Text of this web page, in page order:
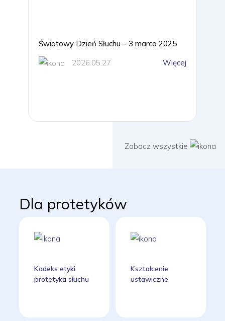
Światowy Dzień Słuchu – 3 marca 2025
2026.05.27
Więcej
Zobacz wszystkie
Dla protetyków
Kodeks etyki
protetyka słuchu
Kształcenie
ustawiczne